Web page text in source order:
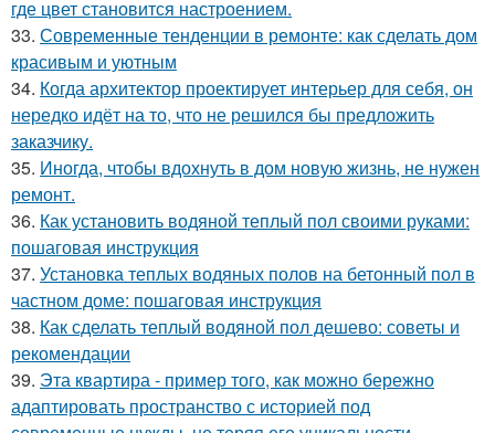
где цвет становится настроением.
33. Современные тенденции в ремонте: как сделать дом
красивым и уютным
34. Когда архитектор проектирует интерьер для себя, он
нередко идёт на то, что не решился бы предложить
заказчику.
35. Иногда, чтобы вдохнуть в дом новую жизнь, не нужен
ремонт.
36. Как установить водяной теплый пол своими руками:
пошаговая инструкция
37. Установка теплых водяных полов на бетонный пол в
частном доме: пошаговая инструкция
38. Как сделать теплый водяной пол дешево: советы и
рекомендации
39. Эта квартира - пример того, как можно бережно
адаптировать пространство с историей под